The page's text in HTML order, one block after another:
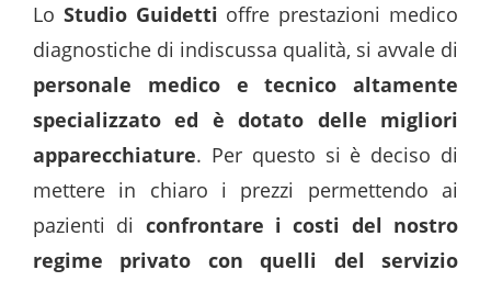
Lo Studio Guidetti offre prestazioni medico
diagnostiche di indiscussa qualità, si avvale di
personale medico e tecnico altamente
specializzato ed è dotato delle migliori
apparecchiature. Per questo si è deciso di
mettere in chiaro i prezzi permettendo ai
pazienti di confrontare i costi del nostro
regime privato con quelli del servizio